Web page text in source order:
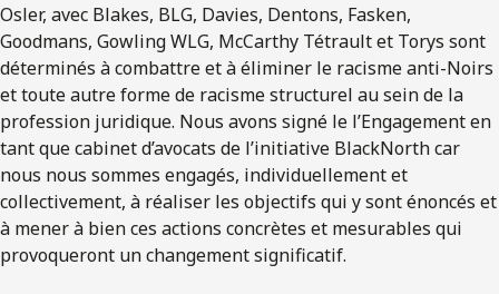
Osler, avec Blakes, BLG, Davies, Dentons, Fasken,
Goodmans, Gowling WLG, McCarthy Tétrault et Torys sont
déterminés à combattre et à éliminer le racisme anti-Noirs
et toute autre forme de racisme structurel au sein de la
profession juridique. Nous avons signé le l’Engagement en
tant que cabinet d’avocats de l’initiative BlackNorth car
nous nous sommes engagés, individuellement et
collectivement, à réaliser les objectifs qui y sont énoncés et
à mener à bien ces actions concrètes et mesurables qui
provoqueront un changement significatif.